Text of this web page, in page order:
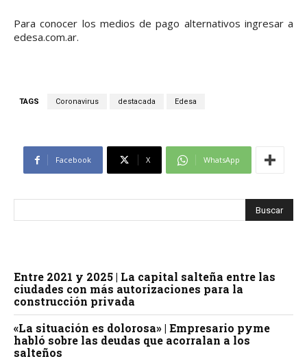
Para conocer los medios de pago alternativos ingresar a
edesa.com.ar.
TAGS Coronavirus destacada Edesa
Facebook X WhatsApp
Entre 2021 y 2025 | La capital salteña entre las
ciudades con más autorizaciones para la
construcción privada
«La situación es dolorosa» | Empresario pyme
habló sobre las deudas que acorralan a los
salteños